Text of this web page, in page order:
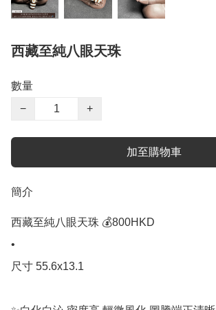
西藏至純八眼天珠
數量
−
+
加至購物車
簡介
西藏至純八眼天珠 💰800HKD
•
尺寸 55.6x13.1